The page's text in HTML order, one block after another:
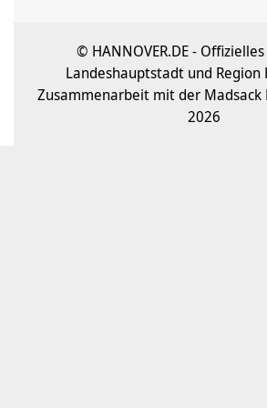
© HANNOVER.DE -
Landeshauptstadt und Region
Zusammenarbeit mit der
2026